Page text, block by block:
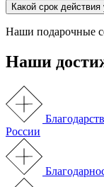
Какой срок
Наши подарочные
Наши
России